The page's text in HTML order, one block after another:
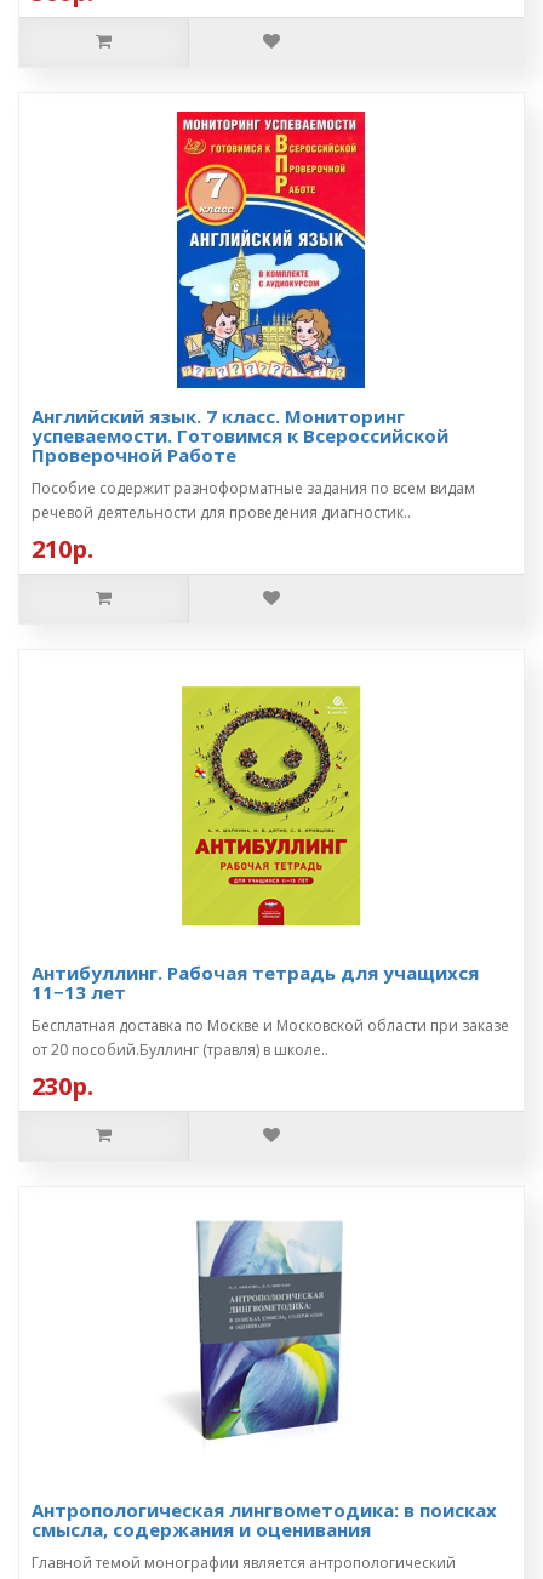
Английский язык. 7 класс. Мониторинг
успеваемости. Готовимся к Всероссийской
Проверочной Работе
Пособие содержит разноформатные задания по всем видам
речевой деятельности для проведения диагностик..
210р.
Антибуллинг. Рабочая тетрадь для учащихся
11−13 лет
Бесплатная доставка по Москве и Московской области при заказе
от 20 пособий.Буллинг (травля) в школе..
230р.
Антропологическая лингвометодика: в поисках
смысла, содержания и оценивания
Главной темой монографии является антропологический